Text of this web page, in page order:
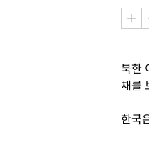
북한
채를
한국